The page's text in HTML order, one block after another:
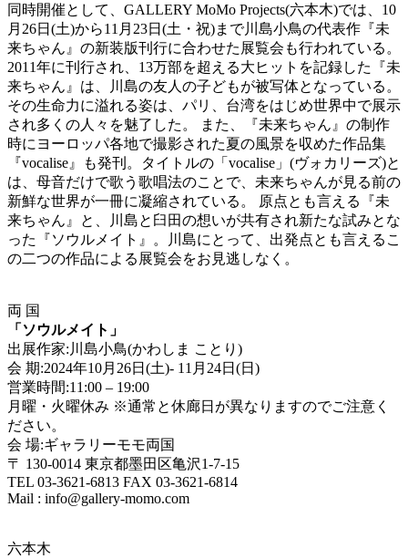
同時開催として、GALLERY MoMo Projects(六本木)では、10
月26日(土)から11月23日(土・祝)まで川島小鳥の代表作『未
来ちゃん』の新装版刊行に合わせた展覧会も行われている。
2011年に刊行され、13万部を超える大ヒットを記録した『未
来ちゃん』は、川島の友人の子どもが被写体となっている。
その生命力に溢れる姿は、パリ、台湾をはじめ世界中で展示
され多くの人々を魅了した。 また、『未来ちゃん』の制作
時にヨーロッパ各地で撮影された夏の風景を収めた作品集
『vocalise』も発刊。タイトルの「vocalise」(ヴォカリーズ)と
は、母音だけで歌う歌唱法のことで、未来ちゃんが見る前の
新鮮な世界が一冊に凝縮されている。 原点とも言える『未
来ちゃん』と、川島と臼田の想いが共有され新たな試みとな
った『ソウルメイト』。川島にとって、出発点とも言えるこ
の二つの作品による展覧会をお見逃しなく。
両 国
「ソウルメイト」
出展作家:川島小鳥(かわしま ことり)
会 期:2024年10月26日(土)- 11月24日(日)
営業時間:11:00 – 19:00
月曜・火曜休み ※通常と休廊日が異なりますのでご注意く
ださい。
会 場:ギャラリーモモ両国
〒 130-0014 東京都墨田区亀沢1-7-15
TEL 03-3621-6813 FAX 03-3621-6814
Mail : info@gallery-momo.com
六本木